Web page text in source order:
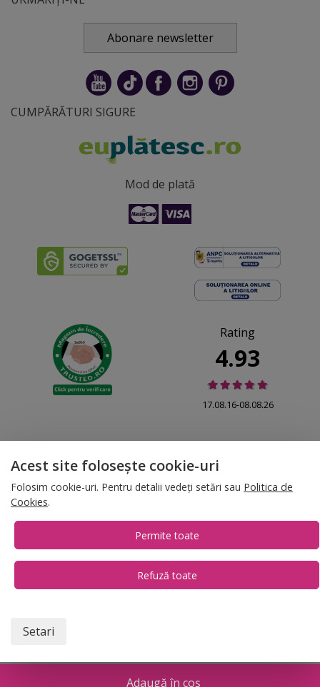
Adaugă în coș
Abonare newsletter
CUMPĂRĂTURI SIGURE
Mod de plată
Rating
4.93
17.08.16-08.08.26
© 2026 Folina.ro | All Rights Reserved. Folina.ro |Designed by Artvertising
•
+4 0754.069.667
Acest site folosește cookie-uri
Folosim cookie-uri. Pentru detalii vedeți setări sau Politica de
Cookies.
Permite toate
Refuză toate
Setari